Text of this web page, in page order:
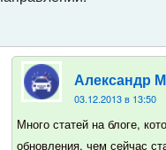
Александр
03.12.2013 в 13:50
Много статей на блоге,
обновления, чем сейчас